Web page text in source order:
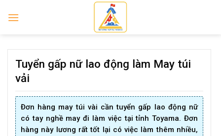
Tuyển gấp nữ lao động làm May túi
vải
Đơn hàng may túi vài cần tuyển gấp lao động nữ
cótay nghề mayđi làm việc tại tỉnh Toyama. Đơn
hàng này lương rất tốt lại có việc làm thêm nhiều,